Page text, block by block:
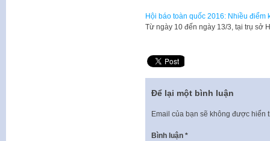
Hội báo toàn quốc 2016: Nhiều điểm
Từ ngày 10 đến ngày 13/3, tại trụ sở
Để lại một bình luận
Email của bạn sẽ không được hiển
Bình luận *